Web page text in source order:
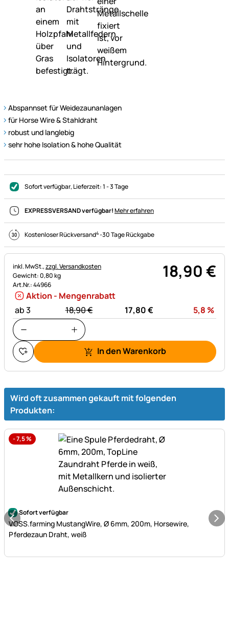
Abspannset für Weidezaunanlagen
für Horse Wire & Stahldraht
robust und langlebig
sehr hohe Isolation & hohe Qualität
Sofort verfügbar, Lieferzeit:1 - 3 Tage
EXPRESSVERSAND verfügbar!Mehr erfahren
Kostenloser Rückversand4-30 Tage Rückgabe
Steuerhinweis:
inkl. MwSt.,zzgl. Versandkosten
Gewicht: 0,80 kg
Art.Nr.: 44966
18,90€
Aktion - Mengenrabatt
ab 3
statt:
18,90€ 17,80€ 5,8 %
In den Warenkorb
Wird oft zusammen gekauft mit folgenden
Produkten:
-7,5%
Noch keine Bewertungen abgegeben
Sofort verfügbar
VOSS.farming MustangWire, Ø 6mm, 200m, Horsewire,
Pferdezaun Draht, weiß